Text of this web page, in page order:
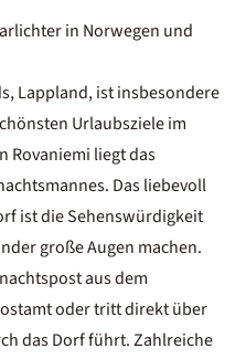
in Norwegen und
Lappland, ist insbesondere
Urlaubsziele im
Rovaniemi liegt das
Das liebevoll
ist dieSehenswürdigkeit
große Augen machen.
aus dem
oder tritt direkt über
das Dorf führt. Zahlreiche